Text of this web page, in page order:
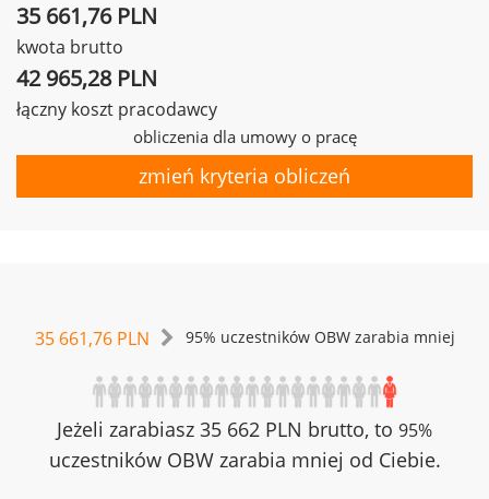
35 661,76 PLN
kwota brutto
42 965,28 PLN
łączny koszt pracodawcy
obliczenia dla umowy o pracę
zmień kryteria obliczeń
35 661,76 PLN 95% uczestników OBW zarabia mniej
Jeżeli zarabiasz 35 662 PLN brutto, to 95%
uczestników OBW zarabia mniej od Ciebie.